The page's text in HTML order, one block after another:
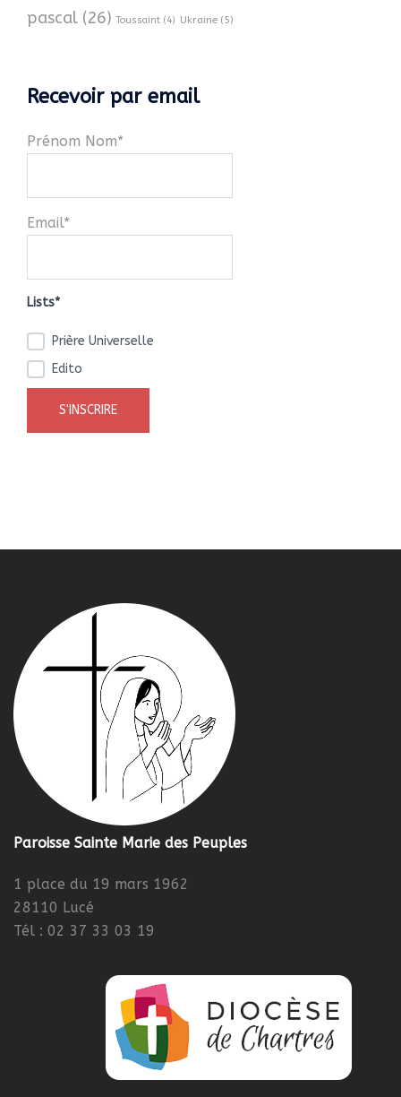
pascal (26) Toussaint (4) Ukraine (5)
Recevoir par email
Prénom Nom*
Email*
Lists*
Prière Universelle
Edito
Paroisse Sainte Marie des Peuples
1 place du 19 mars 1962
28110 Lucé
Tél : 02 37 33 03 19